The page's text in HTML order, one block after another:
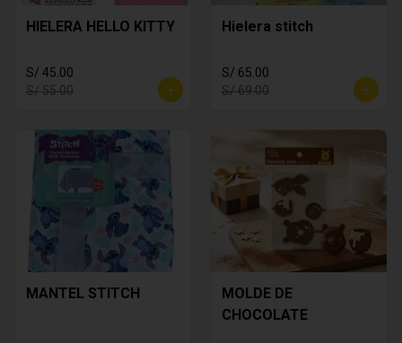
HIELERA HELLO KITTY
S/ 45.00
S/ 55.00
Hielera stitch
S/ 65.00
S/ 69.00
MANTEL STITCH
MOLDE DE
CHOCOLATE